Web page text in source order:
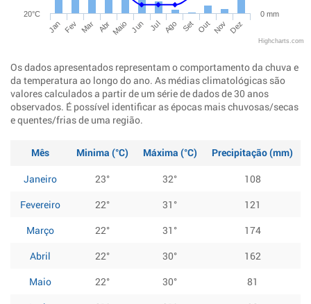
Jan Fev Mar Abr Maio Jun Jul Ago Set Out Nov Dez
20°C 0 mm
Highcharts.com
Os dados apresentados representam o comportamento da chuva e
da temperatura ao longo do ano. As médias climatológicas são
valores calculados a partir de um série de dados de 30 anos
observados. É possível identificar as épocas mais chuvosas/secas
e quentes/frias de uma região.
Mês Minima (°C) Máxima (°C)
Precipitação (mm)
Janeiro
23° 32°
108
Fevereiro
22° 31°
121
Março
22° 31°
174
Abril
22° 30°
162
Maio
22° 30°
81